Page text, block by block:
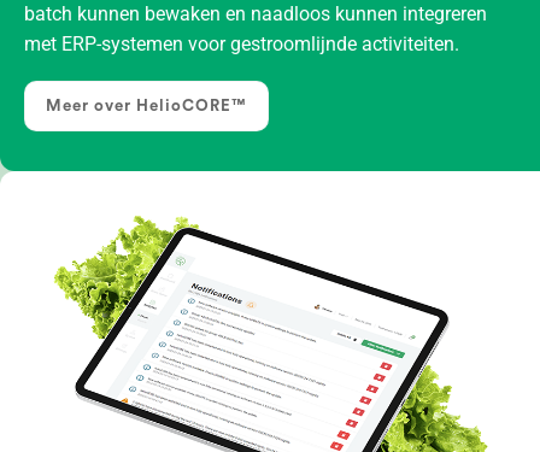
batch kunnen bewaken en naadloos kunnen integreren
met ERP-systemen voor gestroomlijnde activiteiten.
Meer over HelioCORE™